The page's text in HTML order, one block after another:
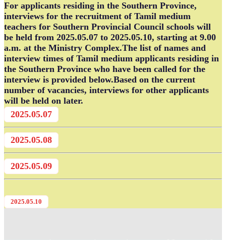
For applicants residing in the Southern Province,
interviews for the recruitment of Tamil medium
teachers for Southern Provincial Council schools will
be held from 2025.05.07 to 2025.05.10, starting at 9.00
a.m. at the Ministry Complex.The list of names and
interview times of Tamil medium applicants residing in
the Southern Province who have been called for the
interview is provided below.Based on the current
number of vacancies, interviews for other applicants
will be held on later.
2025.05.07
2025.05.08
2025.05.09
2025.05.10